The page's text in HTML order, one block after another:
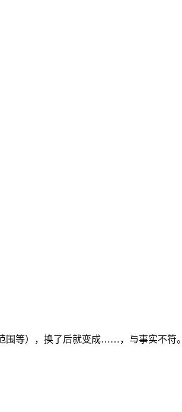
围等），换了后就变成……，与事实不符。